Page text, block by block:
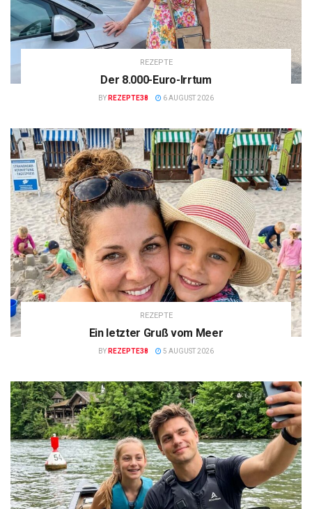
REZEPTE
Der 8.000-Euro-Irrtum
BY REZEPTE38 6 AUGUST 2026
REZEPTE
Ein letzter Gruß vom Meer
BY REZEPTE38 5 AUGUST 2026